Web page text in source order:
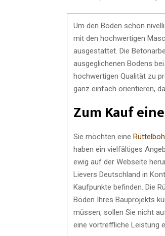
Um den Boden schön
mit den hochwertigen
ausgestattet. Die
ausgeglichenen Bodens
hochwertigen Qualität zu
ganz einfach orientieren,
Zum Kauf
Sie möchten eine
haben ein vielfältiges
ewig auf der Webseite
Lievers Deutschland in
Kaufpunkte befinden. Die
Böden Ihres Bauprojekts
müssen, sollen Sie nicht
eine vortreffliche Leistung